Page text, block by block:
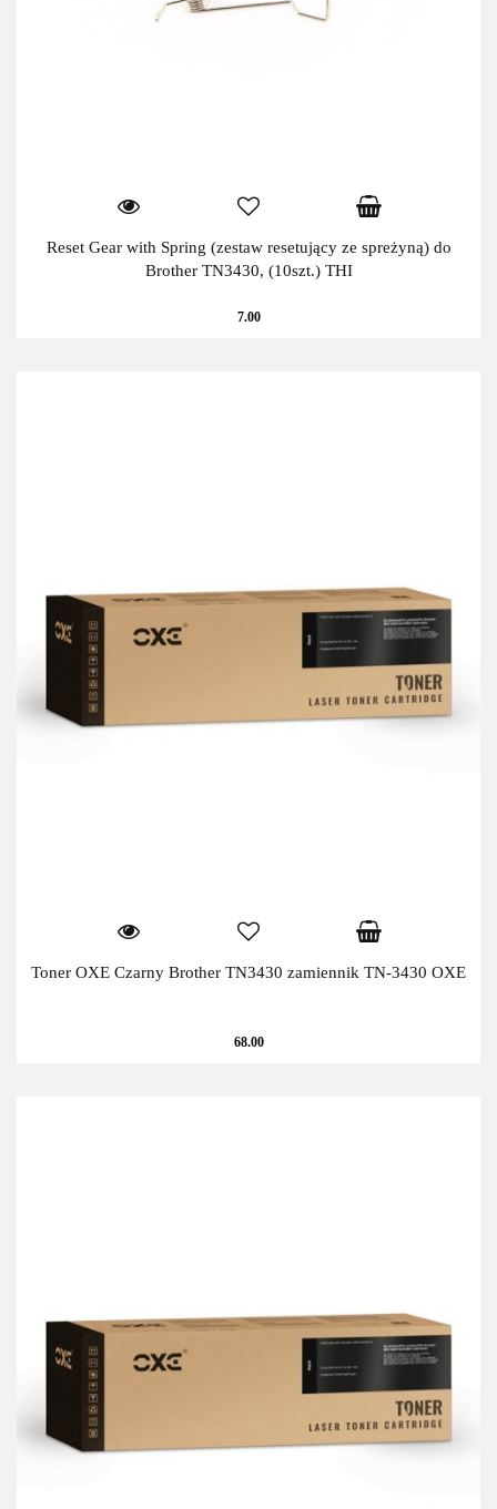
Reset Gear with Spring (zestaw resetujący ze spreżyną) do
Brother TN3430, (10szt.) THI
7.00
Toner OXE Czarny Brother TN3430 zamiennik TN-3430 OXE
68.00